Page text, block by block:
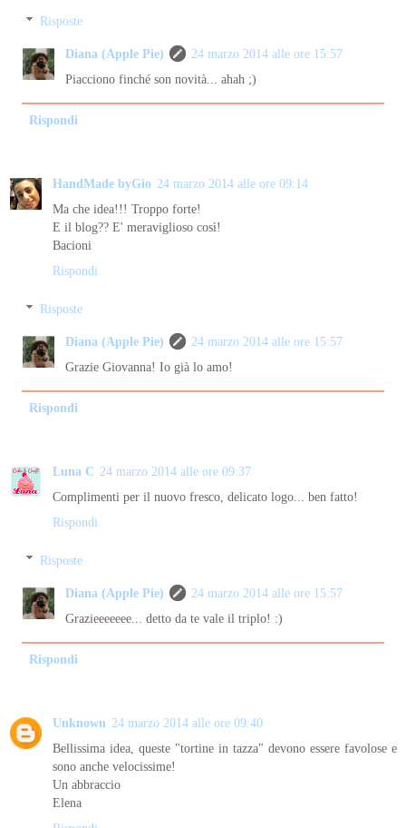
Risposte
Diana (Apple Pie)
24 marzo 2014 alle ore 15:57
Piacciono finché son novità... ahah ;)
Rispondi
HandMade byGio 24 marzo 2014 alle ore 09:14
Ma che idea!!! Troppo forte!
E il blog?? E' meraviglioso così!
Bacioni
Rispondi
Risposte
Diana (Apple Pie)
24 marzo 2014 alle ore 15:57
Grazie Giovanna! Io già lo amo!
Rispondi
Luna C 24 marzo 2014 alle ore 09:37
Complimenti per il nuovo fresco, delicato logo... ben fatto!
Rispondi
Risposte
Diana (Apple Pie)
24 marzo 2014 alle ore 15:57
Grazieeeeeee... detto da te vale il triplo! :)
Rispondi
Unknown 24 marzo 2014 alle ore 09:40
Bellissima idea, queste "tortine in tazza" devono essere favolose e
sono anche velocissime!
Un abbraccio
Elena